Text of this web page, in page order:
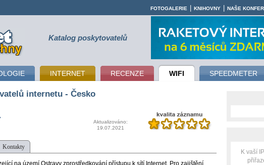
Katalog poskytovatelů
INTERNET RECENZE WIFI SPEEDMETER
FOTOGALERIE KNIHOVNY NAŠE
internetu - Česko
Aktualizováno:
19.07.2021
Kontakty
na území Ostravy zprostředkování přístupu k sítí Internet. Pro zajištění
K vaší